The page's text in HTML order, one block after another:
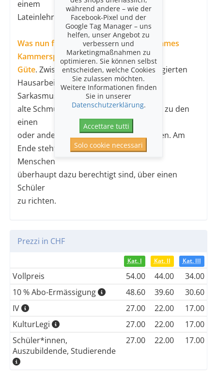
einem
Lateinlehrer zur Rede zu stellen.
Was nun folgt ist ein höchst unterhaltsames
Kammerspiel erster
Güte. Zwischen Filterkaffee und unkorrigierten
Hausarbeiten wird mit viel Emotion und
Sarkasmus
alte Schmutzwäsche gewaschen, bis hin zu den
einen
oder anderen kleinen Handgreiflichkeiten. Am
Ende steht die Frage im Raum, ob diese
Menschen
überhaupt dazu berechtigt sind, über einen
Schüler
zu richten.
Prezzi in CHF
Kat. I Kat. II Kat. III
Vollpreis 54.00 44.00
34.00
10 % Abo-Ermässigung
48.60 39.60
30.60
IV
27.00 22.00
17.00
KulturLegi
27.00 22.00
17.00
Schüler*innen,
Auszubildende, Studierende
27.00 22.00 17.00
während andere – wie der
Facebook-Pixel und der
Google Tag Manager – uns
helfen, unser Angebot zu
verbessern und
Marketingmaßnahmen zu
optimieren. Sie können selbst
entscheiden, welche Cookies
Sie zulassen möchten.
Weitere Informationen finden
Sie in unserer
Datenschutzerklärung.
Accettare tutti
Solo cookie necessari